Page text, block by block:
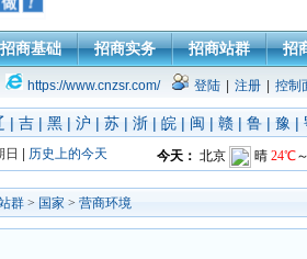
招商基础 招商实务 招商站群 招
https://www.cnzsr.com/ 登陆 注册 控制
| 吉 | 黑 | 沪 | 苏 | 浙 | 皖 | 闽 | 赣 | 鲁 | 豫 |
| 历史上的今天
群 > 国家 > 营商环境